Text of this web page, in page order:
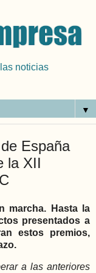
noticias
▼
España
la XII
marcha. Hasta la
presentados a
estos premios,
a las anteriores